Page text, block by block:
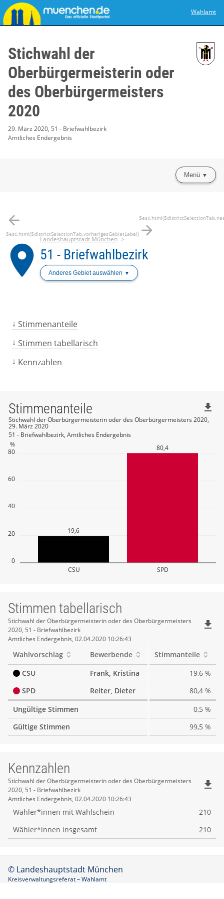
Wahlamt
Stichwahl der
Oberbürgermeisterin oder
des Oberbürgermeisters
2020
29. März 2020, 51 - Briefwahlbezirk
Amtliches Endergebnis
Menü
arrow_back
$esc.html($districtSelectionTab.vorherigesGebietLabel) arrow_forward
place
Landeshauptstadt München
51 - Briefwahlbezirk
Anderes Gebiet auswählen
Stimmenanteile
Stimmen tabellarisch
Kennzahlen
0
20
40
60
80
%
CSU SPD
19,6
80,4
Stimmenanteile
Stichwahl der Oberbürgermeisterin oder des Oberbürgermeisters 2020,
29. März 2020
51 - Briefwahlbezirk, Amtliches Endergebnis
file_download
Stimmen tabellarisch
Stimmen
tabellarisch
Stichwahl der Oberbürgermeisterin oder des Oberbürgermeisters
2020, 51 - Briefwahlbezirk
Amtliches Endergebnis, 02.04.2020 10:26:43
file_download
Wahlvorschlag Bewerbende
Stimmanteile
CSU
Frank, Kristina
19,6 %
SPD
Reiter, Dieter
80,4 %
Ungültige Stimmen
0,5 %
Gültige Stimmen
99,5 %
Kennzahlen
Kennzahlen
Stichwahl der Oberbürgermeisterin oder des Oberbürgermeisters
2020, 51 - Briefwahlbezirk
Amtliches Endergebnis, 02.04.2020 10:26:43
file_download
Wähler*innen mit Wahlschein
210
Wähler*innen insgesamt
210
© Landeshauptstadt München
Kreisverwaltungsreferat – Wahlamt